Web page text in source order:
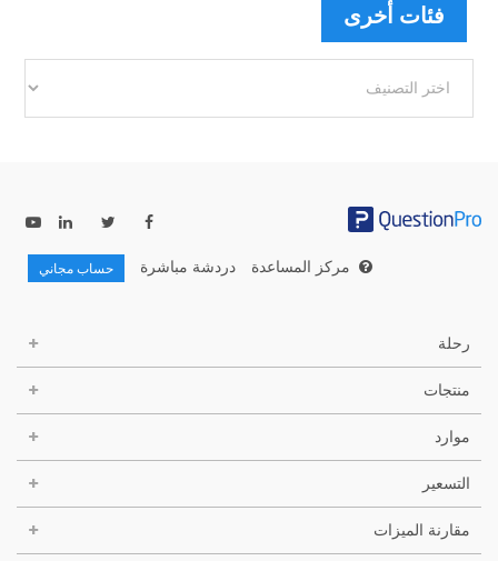
فئات أخرى
أخرى
مركز المساعدة دردشة مباشرة حساب مجاني
رحلة
منتجات
موارد
التسعير
مقارنة الميزات